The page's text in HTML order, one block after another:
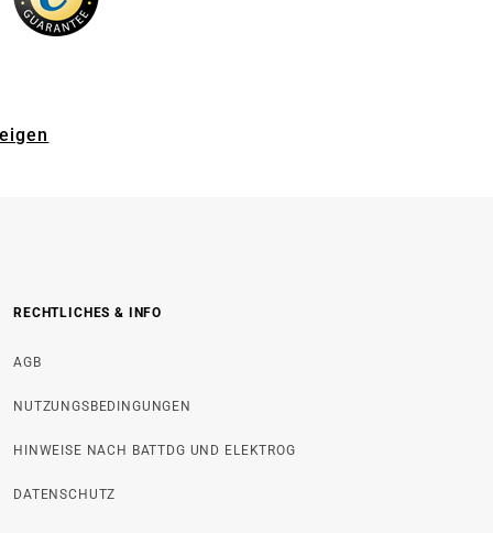
RECHTLICHES & INFO
AGB
NUTZUNGSBEDINGUNGEN
HINWEISE NACH BATTDG UND ELEKTROG
DATENSCHUTZ